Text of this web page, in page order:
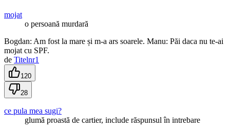
mojat
o persoană murdară
Bogdan: Am fost la mare și m-a ars soarele. Manu: Păi daca nu te-ai
mojat cu SPF.
de Titelnr1
120
28
ce pula mea sugi?
glumă proastă de cartier, include răspunsul în intrebare